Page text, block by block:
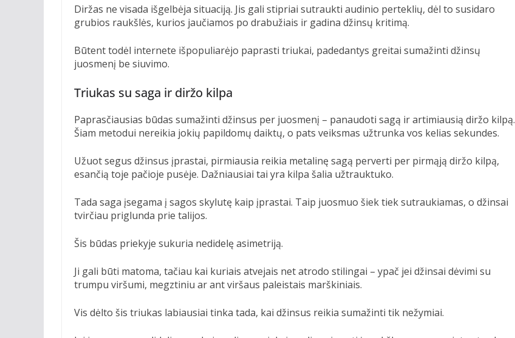
Diržas ne visada išgelbėja situaciją. Jis gali stipriai sutraukti audinio perteklių, dėl to susidaro
grubios raukšlės, kurios jaučiamos po drabužiais ir gadina džinsų kritimą.
Būtent todėl internete išpopuliarėjo paprasti triukai, padedantys greitai sumažinti džinsų
juosmenį be siuvimo.
Triukas su saga ir diržo kilpa
Paprasčiausias būdas sumažinti džinsus per juosmenį – panaudoti sagą ir artimiausią diržo kilpą.
Šiam metodui nereikia jokių papildomų daiktų, o pats veiksmas užtrunka vos kelias sekundes.
Užuot segus džinsus įprastai, pirmiausia reikia metalinę sagą perverti per pirmąją diržo kilpą,
esančią toje pačioje pusėje. Dažniausiai tai yra kilpa šalia užtrauktuko.
Tada saga įsegama į sagos skylutę kaip įprastai. Taip juosmuo šiek tiek sutraukiamas, o džinsai
tvirčiau priglunda prie talijos.
Šis būdas priekyje sukuria nedidelę asimetriją.
Ji gali būti matoma, tačiau kai kuriais atvejais net atrodo stilingai – ypač jei džinsai dėvimi su
trumpu viršumi, megztiniu ar ant viršaus paleistais marškiniais.
Vis dėlto šis triukas labiausiai tinka tada, kai džinsus reikia sumažinti tik nežymiai.